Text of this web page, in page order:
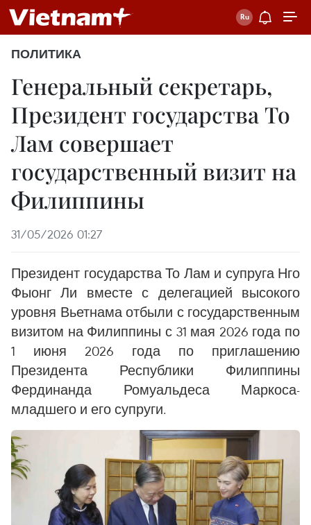
ПОЛИТИКА
Генеральный секретарь,
Президент государства То
Лам совершает
государственный визит на
Филиппины
31/05/2026 01:27
Президент государства То Лам и супруга Нго
Фыонг Ли вместе с делегацией высокого
уровня Вьетнама отбыли с государственным
визитом на Филиппины с 31 мая 2026 года по
1 июня 2026 года по приглашению
Президента Республики Филиппины
Фердинанда Ромуальдеса Маркоса-
младшего и его супруги.